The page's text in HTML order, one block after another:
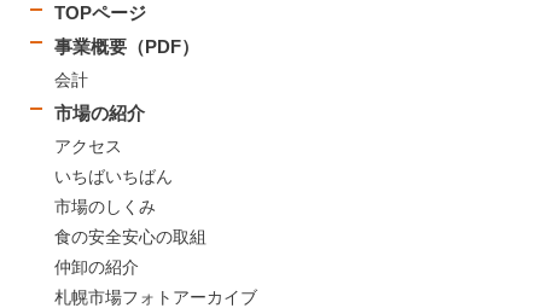
TOPページ
事業概要（PDF）
会計
市場の紹介
アクセス
いちばいちばん
市場のしくみ
食の安全安心の取組
仲卸の紹介
札幌市場フォトアーカイブ